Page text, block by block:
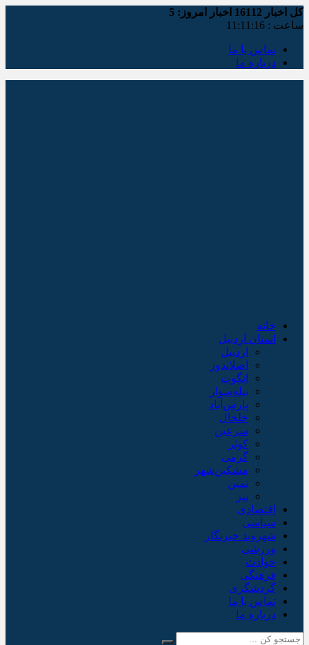
کل اخبار اخبار امروز: 5
ساعت : 11:11:16
تماس با ما
درباره ما
خانه
استان اردبیل
اردبیل
اصلاندوز
انگوت
بیله‌سوار
پارس‌آباد
خلخال
سرعین
کوثر
گرمی
مشکین‌شهر
نمین
نیر
اقتصادی
سیاسی
شهروند خبرنگار
ورزشی
حوادث
فرهنگی
گردشگری
تماس با ما
درباره ما